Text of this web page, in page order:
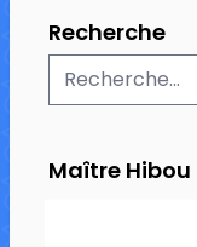
Recherche
Maître Hibou